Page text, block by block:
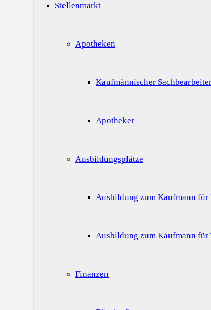
Stellenmarkt
Apotheken
Kaufmännischer
Apotheker
Ausbildungsplätze
Ausbildung zum Kaufmann für
Ausbildung zum Kaufmann für
Finanzen